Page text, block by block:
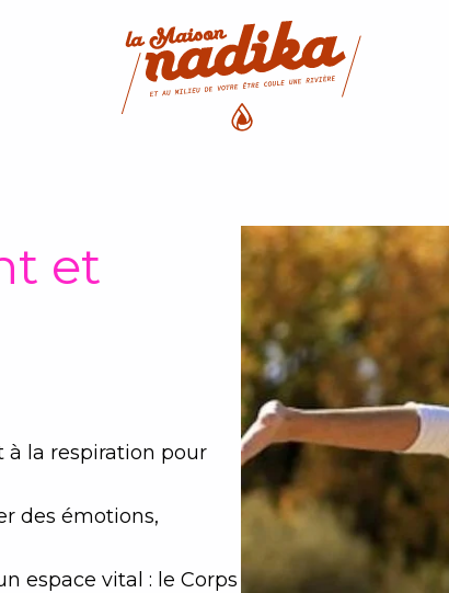
et
la respiration pour
des émotions,
espace vital : le Corps